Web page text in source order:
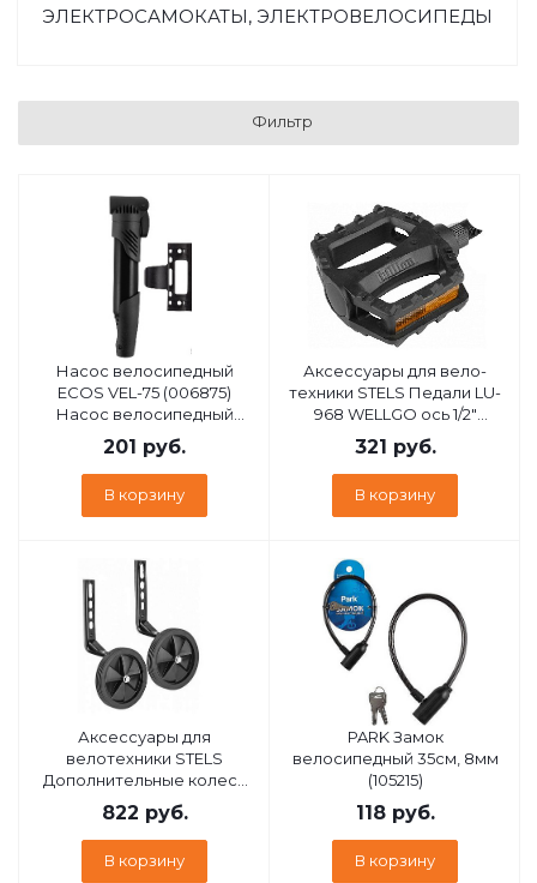
ЭЛЕКТРОСАМОКАТЫ, ЭЛЕКТРОВЕЛОСИПЕДЫ
Фильтр
Насос велосипедный
ECOS VEL-75 (006875)
Насос велосипедный
ECOS VEL-75 (006875)
Насос велосипедный
201 руб.
В корзину
Аксессуары для вело-
техники STELS Педали LU-
968 WELLGO ось 1/2"
пластиковые
чёрные*360015*KU07536
321 руб.
В корзину
Аксессуары для
велотехники STELS
Дополнительные колеса
(черные) HL-TW15 12"-20" с
черными кронштейнами
пластик/металл * 630263 *
LU089230
822 руб.
В корзину
PARK Замок
велосипедный 35см, 8мм
(105215)
118руб.
В корзину